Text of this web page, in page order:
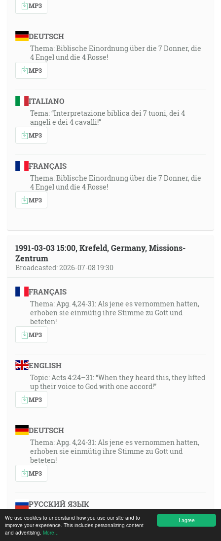
I agree
We use cookies to understand how you use our site and to
improve your experience. This includes personalizing content
and advertising. More...
MP3
DEUTSCH
Thema: Biblische Einordnung über die 7 Donner, die
4 Engel und die 4 Rosse!
MP3
ITALIANO
Tema: “Interpretazione biblica dei 7 tuoni, dei 4
angeli e dei 4 cavalli!”
MP3
FRANÇAIS
Thema: Biblische Einordnung über die 7 Donner, die
4 Engel und die 4 Rosse!
MP3
1991-03-03 15:00, Krefeld, Germany, Missions-
Zentrum
Broadcasted: 2026-07-08 19:30
FRANÇAIS
Thema: Apg. 4,24-31: Als jene es vernommen hatten,
erhoben sie einmütig ihre Stimme zu Gott und
beteten!
MP3
ENGLISH
Topic: Acts 4:24–31: “When they heard this, they lifted
up their voice to God with one accord!”
MP3
DEUTSCH
Thema: Apg. 4,24-31: Als jene es vernommen hatten,
erhoben sie einmütig ihre Stimme zu Gott und
beteten!
MP3
РУССКИЙ ЯЗЫК
Thema: Apg. 4,24-31: Als jene es vernommen hatten,
erhoben sie einmütig ihre Stimme zu Gott und
beteten!